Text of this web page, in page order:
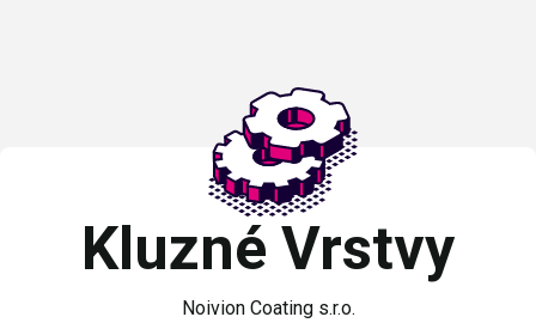
Kluzné Vrstvy
Noivion Coating s.r.o.